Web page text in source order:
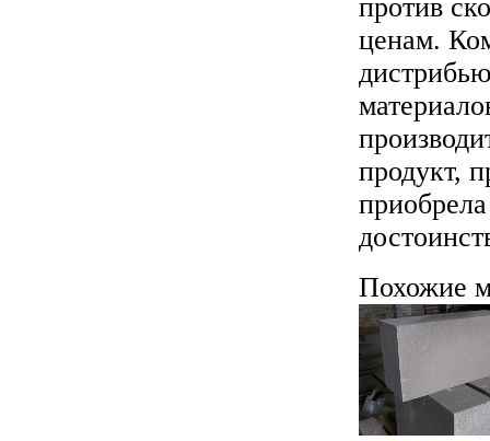
против
ценам.
продукт,
Похожие